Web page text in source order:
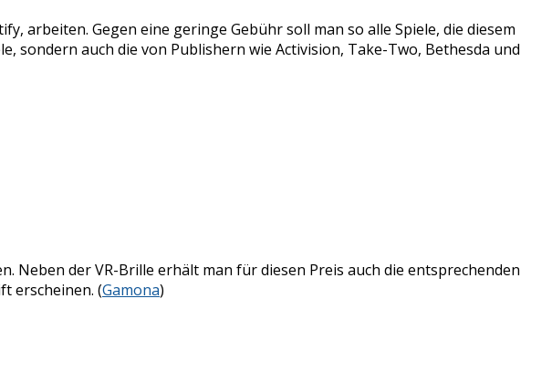
arbeiten. Gegen eine geringe Gebühr soll man so alle Spiele, die diesem
sondern auch die von Publishern wie Activision, Take-Two, Bethesda und
Neben der VR-Brille erhält man für diesen Preis auch die entsprechenden
erscheinen. (Gamona)